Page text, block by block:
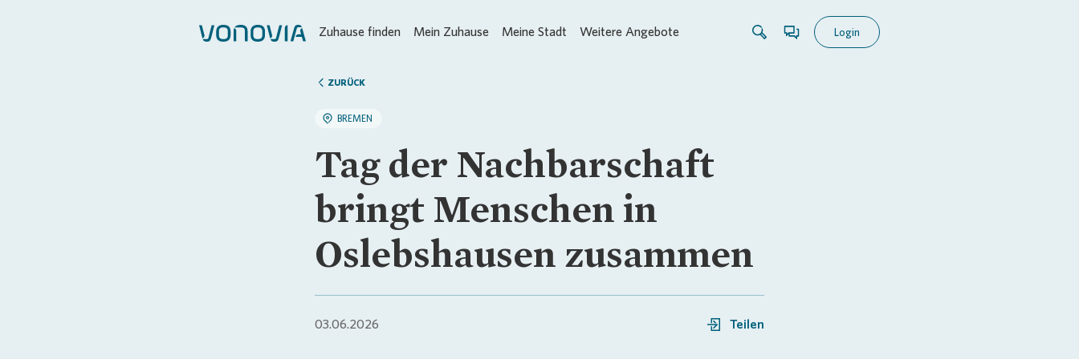
Zuhause finden Mein Zuhause Meine Stadt Weitere Angebote Login
ZURÜCK
BREMEN
Tag der Nachbarschaft
bringt Menschen in
Oslebshausen zusammen
03.06.2026 Teilen